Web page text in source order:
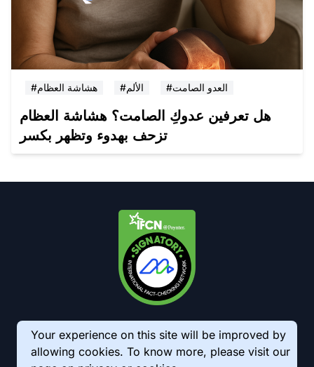
#هشاشة العظام #الألم #العدو الصامت
هل تعرفين عدوكِ الصامت؟ هشاشة العظام
تزحف بهدوء وتظهر بكسر
Your experience on this site will be improved by
allowing cookies. To know more, please visit our